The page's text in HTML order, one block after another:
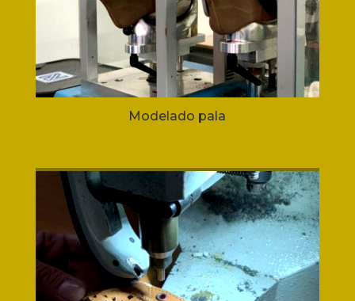
Modelado pala